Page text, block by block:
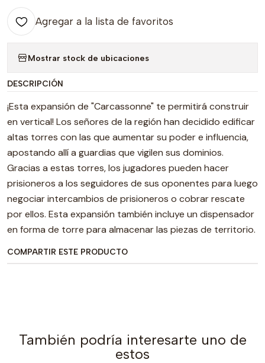
Agregar a la lista de favoritos
Mostrar stock de ubicaciones
DESCRIPCIÓN
¡Esta expansión de "Carcassonne" te permitirá construir
en vertical! Los señores de la región han decidido edificar
altas torres con las que aumentar su poder e influencia,
apostando allí a guardias que vigilen sus dominios.
Gracias a estas torres, los jugadores pueden hacer
prisioneros a los seguidores de sus oponentes para luego
negociar intercambios de prisioneros o cobrar rescate
por ellos. Esta expansión también incluye un dispensador
en forma de torre para almacenar las piezas de territorio.
COMPARTIR ESTE PRODUCTO
También podría interesarte uno de
estos